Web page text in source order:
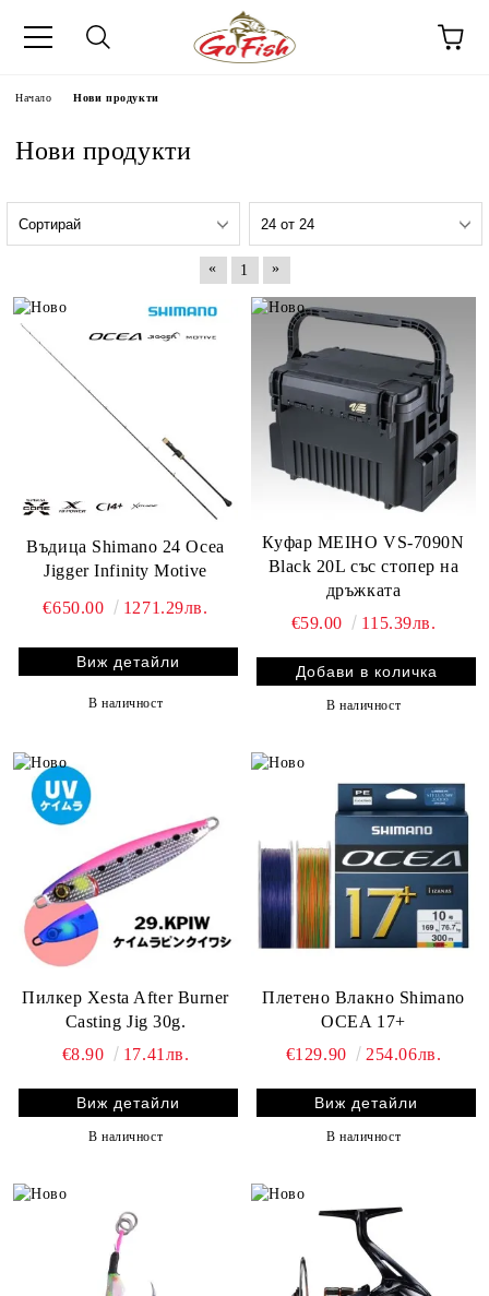
Начало Нови продукти
Нови продукти
« 1 »
Въдица Shimano 24 Ocea
Jigger Infinity Motive
€650.00 1271.29лв.
Виж детайли
В наличност
Куфар MEIHO VS-7090N
Black 20L със стопер на
дръжката
€59.00
115.39лв.
В наличност
Пилкер Xesta After Burner
Casting Jig 30g.
€8.90
17.41лв.
Виж детайли
В наличност
Плетено Влакно Shimano
OCEA 17+
€129.90
254.06лв.
Виж детайли
В наличност